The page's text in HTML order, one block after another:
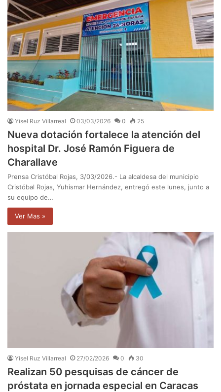
Yisel Ruz Villarreal 03/03/2026 0 25
Nueva dotación fortalece la atención del
hospital Dr. José Ramón Figuera de
Charallave
Prensa Cristóbal Rojas, 3/03/2026.- La alcaldesa del municipio
Cristóbal Rojas, Yuhismar Hernández, entregó este lunes, junto a
su equipo de…
Ver Mas »
Yisel Ruz Villarreal 27/02/2026 0 30
Realizan 50 pesquisas de cáncer de
próstata en jornada especial en Caracas